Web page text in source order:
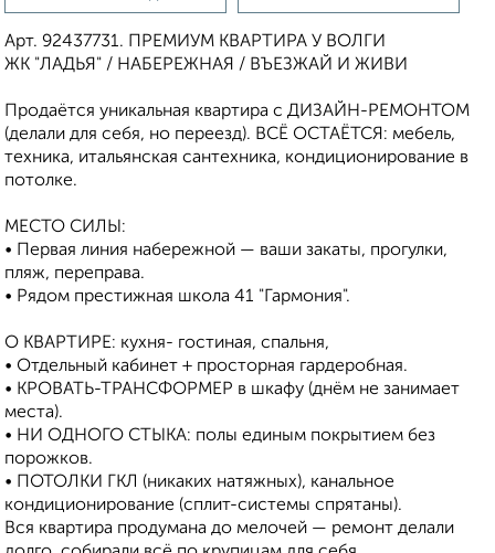
Арт. 92437731. ПРЕМИУМ КВАРТИРА У ВОЛГИ
ЖК "ЛАДЬЯ" / НАБЕРЕЖНАЯ / ВЪЕЗЖАЙ И ЖИВИ
Продаётся уникальная квартира с ДИЗАЙН-РЕМОНТОМ
(делали для себя, но переезд). ВСЁ ОСТАЁТСЯ: мебель,
техника, итальянская сантехника, кондиционирование в
потолке.
МЕСТО СИЛЫ:
• Первая линия набережной — ваши закаты, прогулки,
пляж, переправа.
• Рядом престижная школа 41 "Гармония".
О КВАРТИРЕ: кухня- гостиная, спальня,
• Отдельный кабинет + просторная гардеробная.
• КРОВАТЬ-ТРАНСФОРМЕР в шкафу (днём не занимает
места).
• НИ ОДНОГО СТЫКА: полы единым покрытием без
порожков.
• ПОТОЛКИ ГКЛ (никаких натяжных), канальное
кондиционирование (сплит-системы спрятаны).
Вся квартира продумана до мелочей — ремонт делали